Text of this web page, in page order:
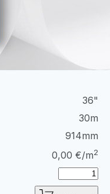
36"
30m
914mm
0,00 €/m2